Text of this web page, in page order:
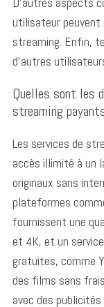
utilisateur peuvent
streaming. Enfin,
d’autres
Quelles sont les
streaming
Les services de
accès illimité à un
originaux sans
plateformes
fournissent une
et 4K, et un
gratuites, comme
des films sans
avec des
a
c